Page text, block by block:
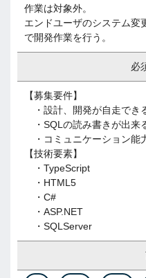
作業は対象外。
エンドユーザのシステム変
で開発作業を行う。
必
【募集要件】
・設計、開発が自走でき
・SQLの読み書きが出来
・コミュニケーション能
【技術要素】
・TypeScript
・HTML5
・C#
・ASP.NET
・SQLServer